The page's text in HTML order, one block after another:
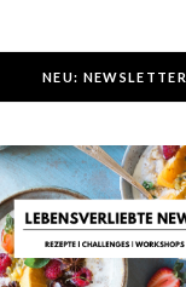
NEU: NEWSLETTER